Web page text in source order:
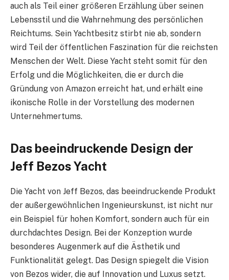
auch als Teil einer größeren Erzählung über seinen
Lebensstil und die Wahrnehmung des persönlichen
Reichtums. Sein Yachtbesitz stirbt nie ab, sondern
wird Teil der öffentlichen Faszination für die reichsten
Menschen der Welt. Diese Yacht steht somit für den
Erfolg und die Möglichkeiten, die er durch die
Gründung von Amazon erreicht hat, und erhält eine
ikonische Rolle in der Vorstellung des modernen
Unternehmertums.
Das beeindruckende Design der
Jeff Bezos Yacht
Die Yacht von Jeff Bezos, das beeindruckende Produkt
der außergewöhnlichen Ingenieurskunst, ist nicht nur
ein Beispiel für hohen Komfort, sondern auch für ein
durchdachtes Design. Bei der Konzeption wurde
besonderes Augenmerk auf die Ästhetik und
Funktionalität gelegt. Das Design spiegelt die Vision
von Bezos wider, die auf Innovation und Luxus setzt.